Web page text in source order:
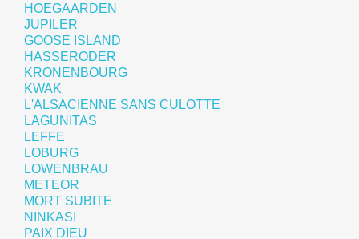
HOEGAARDEN
JUPILER
GOOSE ISLAND
HASSERODER
KRONENBOURG
KWAK
L'ALSACIENNE SANS CULOTTE
LAGUNITAS
LEFFE
LOBURG
LOWENBRAU
METEOR
MORT SUBITE
NINKASI
PAIX DIEU